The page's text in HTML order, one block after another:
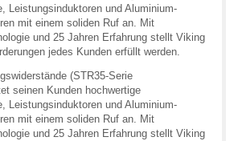
Leistungsinduktoren und Aluminium-
mit einem soliden Ruf an. Mit
und 25 Jahren Erfahrung stellt Viking
jedes Kunden erfüllt werden.
(STR35-Serie
seinen Kunden hochwertige
Leistungsinduktoren und Aluminium-
mit einem soliden Ruf an. Mit
und 25 Jahren Erfahrung stellt Viking